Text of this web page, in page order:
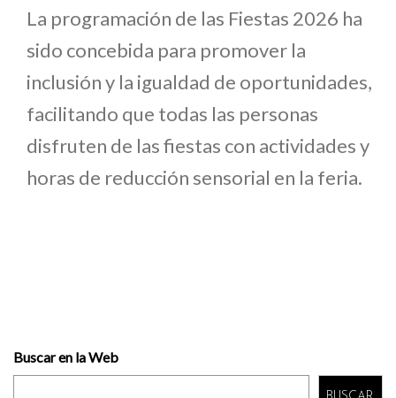
La programación de las Fiestas 2026 ha
sido concebida para promover la
inclusión y la igualdad de oportunidades,
facilitando que todas las personas
disfruten de las fiestas con actividades y
horas de reducción sensorial en la feria.
Buscar en la Web